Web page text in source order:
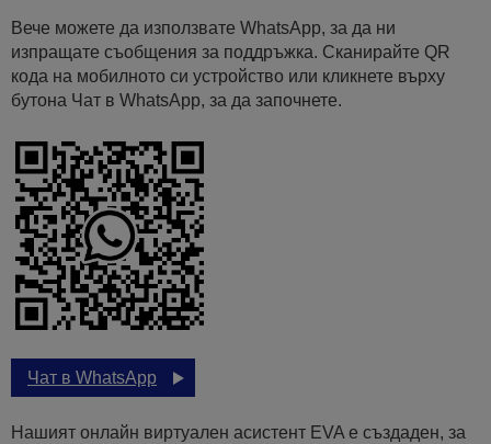
Вече можете да използвате WhatsApp, за да ни
изпращате съобщения за поддръжка. Сканирайте QR
кода на мобилното си устройство или кликнете върху
бутона Чат в WhatsApp, за да започнете.
Чат в WhatsApp
Нашият онлайн виртуален асистент EVA е създаден, за